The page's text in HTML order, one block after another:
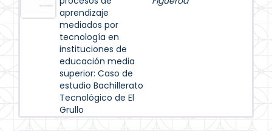
aprendizaje
mediados por
tecnología en
instituciones de
educación media
superior: Caso de
estudio Bachillerato
Tecnológico de El
Grullo